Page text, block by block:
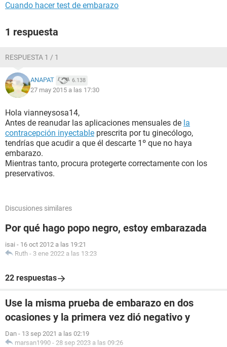
Cuando hacer test de embarazo
1 respuesta
RESPUESTA 1 / 1
ANAPAT 6.138
27 may 2015 a las 17:30
Hola vianneysosa14,
Antes de reanudar las aplicaciones mensuales de la
contracepción inyectable prescrita por tu ginecólogo,
tendrías que acudir a que él descarte 1º que no haya
embarazo.
Mientras tanto, procura protegerte correctamente con los
preservativos.
Discusiones similares
Por qué hago popo negro, estoy embarazada
isai - 16 oct 2012 a las 19:21
Ruth - 3 ene 2022 a las 13:23
22 respuestas
Use la misma prueba de embarazo en dos
ocasiones y la primera vez dió negativo y
Dan - 13 sep 2021 a las 02:19
marsan1990 - 28 sep 2023 a las 09:26